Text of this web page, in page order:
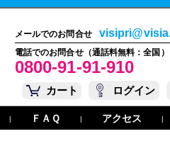
メールでのお問合せ
電話でのお問合せ（通話料無料：全国）
0800-91-91-910
カート
ログイン
| ＦＡＱ | アクセス |